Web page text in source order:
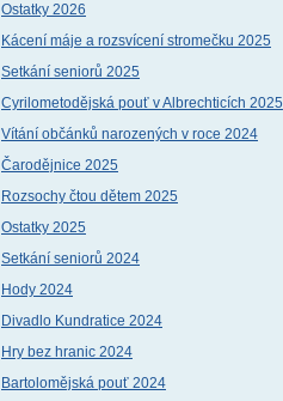
Ostatky 2026
Kácení máje a rozsvícení stromečku 2025
Setkání seniorů 2025
Cyrilometodějská pouť v Albrechticích 2025
Vítání občánků narozených v roce 2024
Čarodějnice 2025
Rozsochy čtou dětem 2025
Ostatky 2025
Setkání seniorů 2024
Hody 2024
Divadlo Kundratice 2024
Hry bez hranic 2024
Bartolomějská pouť 2024